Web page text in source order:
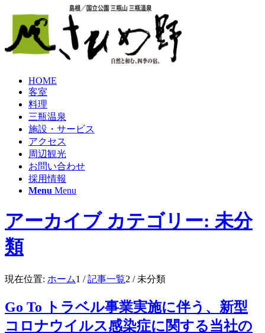
HOME
客室
料理
三瓶温泉
施設・サービス
アクセス
周辺観光
お問い合わせ
採用情報
Menu Menu
アーカイブ カテゴリー: 未分
類
現在位置: ホーム1 / 記事一覧2 / 未分類
Go To トラベル事業実施に伴う、新型
コロナウイルス感染症に関する当社の